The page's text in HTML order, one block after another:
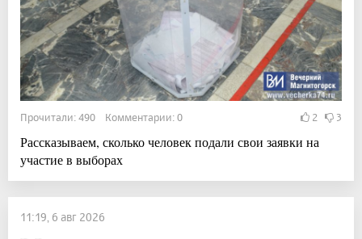
Прочитали: 490 Комментарии: 0 2 3
Рассказываем, сколько человек подали свои заявки на
участие в выборах
11:19, 6 авг 2026